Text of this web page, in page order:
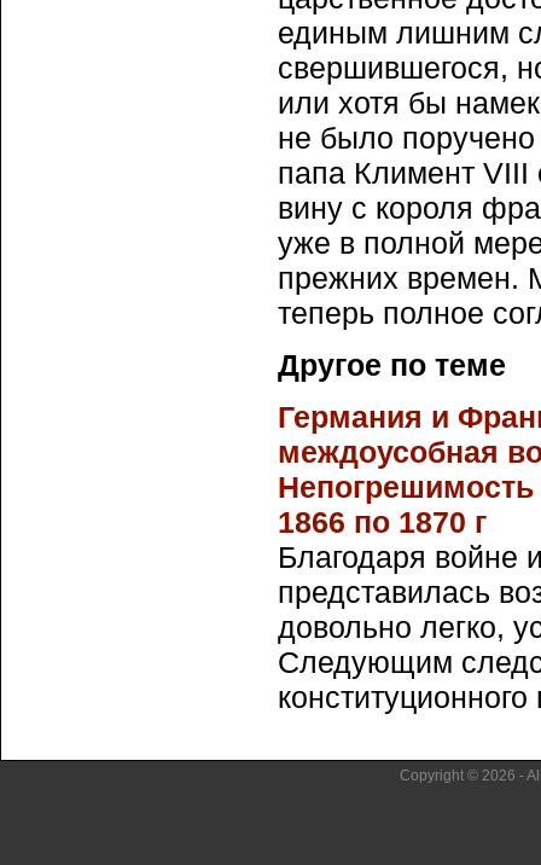
единым лишним
свершившегося,
или хотя бы
не было поручено
папа Климент VIII
вину с короля
уже в полной
прежних времен.
теперь полное
Другое по теме
Германия и
междоусобная
1866 по 1870 г
Благодаря войне
представилась
довольно легко,
Следующим
конституционного
Copyright © 2026 -